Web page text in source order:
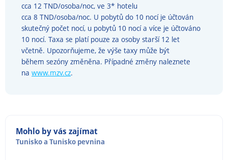
cca 12 TND/osoba/noc, ve 3* hotelu
cca 8 TND/osoba/noc. U pobytů do 10 nocí je účtován
skutečný počet nocí, u pobytů 10 nocí a více je účtováno
10 nocí. Taxa se platí pouze za osoby starší 12 let
včetně. Upozorňujeme, že výše taxy může být
během sezóny změněna. Případné změny naleznete
na www.mzv.cz.
Mohlo by vás zajímat
Tuniskoa Tunisko pevnina